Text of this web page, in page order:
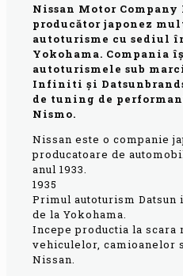
Nissan Motor Company
producător japonez
autoturisme cu sediul
Yokohama. Compania
autoturismele sub
Infiniti și
de tuning de
Nismo.
Nissan este o companie
producatoare de
anul 1933.
1935
Primul autoturism Datsun
de la Yokohama.
Incepe productia la scara
vehiculelor, camioanelor
Nissan.